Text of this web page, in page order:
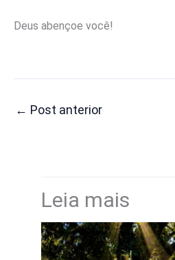
Deus abençoe você!
← Post anterior
Leia mais